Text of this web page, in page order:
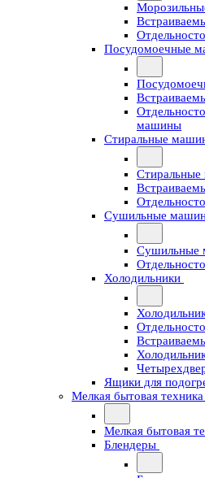
Посудомоечные
машины
Стиральные
Сушильные
Сушильные
Холодильники
Ящики для
Мелкая бытовая техника
Мелкая бытовая
Блендеры